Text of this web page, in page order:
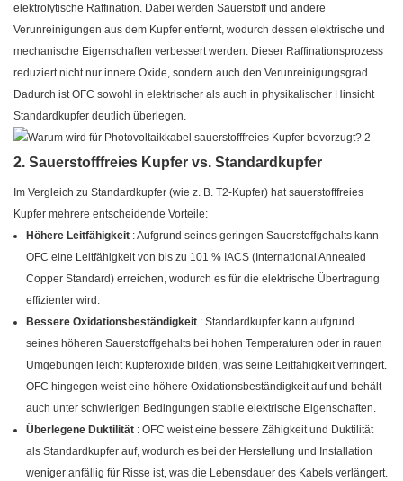
elektrolytische Raffination. Dabei werden Sauerstoff und andere
Verunreinigungen aus dem Kupfer entfernt, wodurch dessen elektrische und
mechanische Eigenschaften verbessert werden. Dieser Raffinationsprozess
reduziert nicht nur innere Oxide, sondern auch den Verunreinigungsgrad.
Dadurch ist OFC sowohl in elektrischer als auch in physikalischer Hinsicht
Standardkupfer deutlich überlegen.
2. Sauerstofffreies Kupfer vs. Standardkupfer
Im Vergleich zu Standardkupfer (wie z. B. T2-Kupfer) hat sauerstofffreies
Kupfer mehrere entscheidende Vorteile:
Höhere Leitfähigkeit : Aufgrund seines geringen Sauerstoffgehalts kann
OFC eine Leitfähigkeit von bis zu 101 % IACS (International Annealed
Copper Standard) erreichen, wodurch es für die elektrische Übertragung
effizienter wird.
Bessere Oxidationsbeständigkeit : Standardkupfer kann aufgrund
seines höheren Sauerstoffgehalts bei hohen Temperaturen oder in rauen
Umgebungen leicht Kupferoxide bilden, was seine Leitfähigkeit verringert.
OFC hingegen weist eine höhere Oxidationsbeständigkeit auf und behält
auch unter schwierigen Bedingungen stabile elektrische Eigenschaften.
Überlegene Duktilität : OFC weist eine bessere Zähigkeit und Duktilität
als Standardkupfer auf, wodurch es bei der Herstellung und Installation
weniger anfällig für Risse ist, was die Lebensdauer des Kabels verlängert.